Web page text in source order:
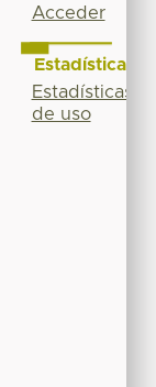
Acceder
Estadísticas
Estadísticas
de uso